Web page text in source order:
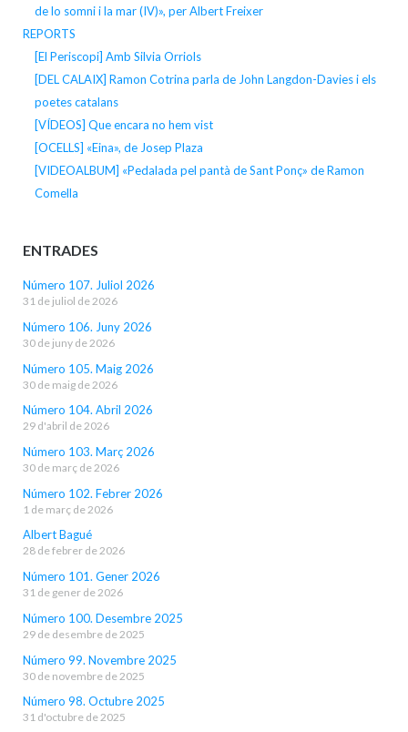
de lo somni i la mar (IV)», per Albert Freixer
REPORTS
[El Periscopi] Amb Silvia Orriols
[DEL CALAIX] Ramon Cotrina parla de John Langdon-Davies i els
poetes catalans
[VÍDEOS] Que encara no hem vist
[OCELLS] «Eina», de Josep Plaza
[VIDEOALBUM] «Pedalada pel pantà de Sant Ponç» de Ramon
Comella
ENTRADES
Número 107. Juliol 2026
31 de juliol de 2026
Número 106. Juny 2026
30 de juny de 2026
Número 105. Maig 2026
30 de maig de 2026
Número 104. Abril 2026
29 d'abril de 2026
Número 103. Març 2026
30 de març de 2026
Número 102. Febrer 2026
1 de març de 2026
Albert Bagué
28 de febrer de 2026
Número 101. Gener 2026
31 de gener de 2026
Número 100. Desembre 2025
29 de desembre de 2025
Número 99. Novembre 2025
30 de novembre de 2025
Número 98. Octubre 2025
31 d'octubre de 2025